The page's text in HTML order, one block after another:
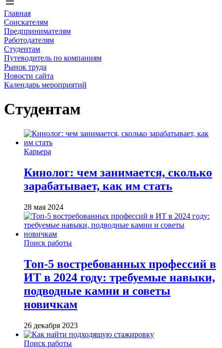
Главная
Соискателям
Предпринимателям
Работодателям
Студентам
Путеводитель по компаниям
Рынок труда
Новости сайта
Календарь мероприятий
Студентам
Карьера
Кинолог: чем занимается, сколько
зарабатывает, как им стать
28 мая 2024
Поиск работы
Топ-5 востребованных профессий в
ИТ в 2024 году: требуемые навыки,
подводные камни и советы
новичкам
26 декабря 2023
Поиск работы